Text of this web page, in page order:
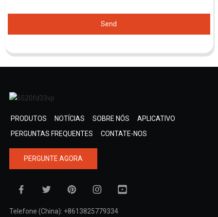
Send
PRODUTOS NOTÍCIAS SOBRE NÓS
APLICATIVO
PERGUNTAS FREQUENTES
CONTATE-NOS
PERGUNTE AGORA
Telefone (China): +8613825779334